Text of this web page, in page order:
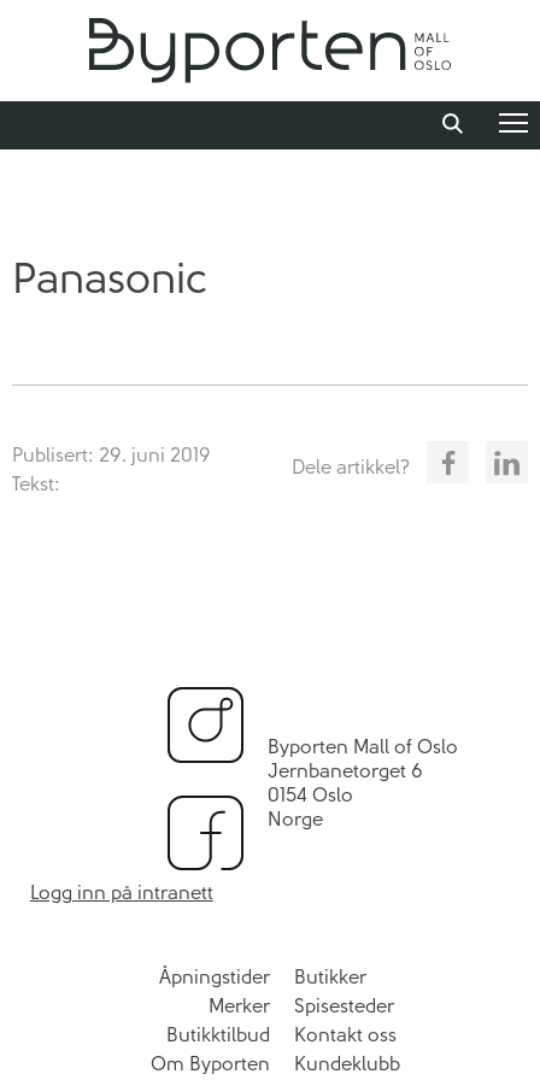
Panasonic
Publisert: 29. juni 2019
Tekst:
Dele artikkel?
Byporten Mall of Oslo
Jernbanetorget 6
0154 Oslo
Norge
Logg inn på intranett
Åpningstider
Butikker
Merker
Spisesteder
Butikktilbud
Kontakt oss
Om Byporten
Kundeklubb